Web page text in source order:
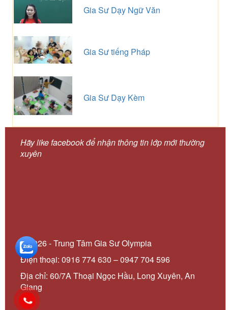
Gia Sư Dạy Ngữ Văn
Gia Sư tiếng Pháp
Gia Sư Dạy Kèm
Hãy like facebook để nhận thông tin lớp mới thường
xuyên
© 2026 - Trung Tâm Gia Sư Olympia
Điện thoại: 0916 774 630 – 0947 704 596
Địa chỉ: 60/7A Thoại Ngọc Hầu, Long Xuyên, An
Giang